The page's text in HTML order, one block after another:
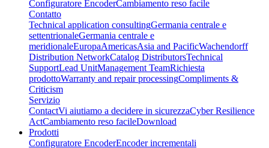
Configuratore EncoderCambiamento reso facile
Contatto
Technical application consultingGermania centrale e
settentrionaleGermania centrale e
meridionaleEuropaAmericasAsia and PacificWachendorff
Distribution NetworkCatalog DistributorsTechnical
SupportLead UnitManagement TeamRichiesta
prodottoWarranty and repair processingCompliments &
Criticism
Servizio
ContactVi aiutiamo a decidere in sicurezzaCyber Resilience
ActCambiamento reso facileDownload
Prodotti
Configuratore EncoderEncoder incrementali